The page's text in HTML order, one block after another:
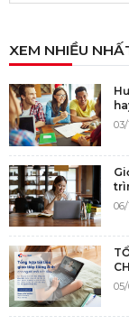
XEM NHIỀU
03/
06/